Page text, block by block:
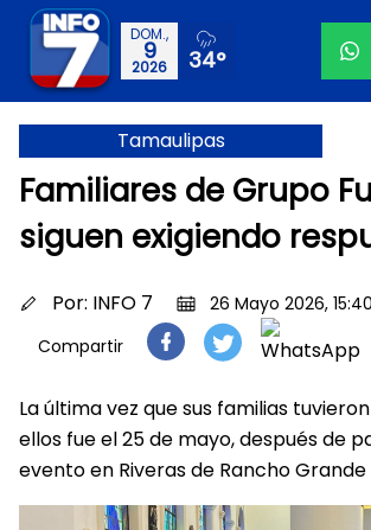
DOM.,
9
2026 34°
Tamaulipas
Familiares de Grupo
siguen exigiendo
Por: INFO 7
26 Mayo 2026, 15:40
Compartir
La última vez que sus familias
ellos fue el 25 de mayo, después de
evento en Riveras de Rancho Grande